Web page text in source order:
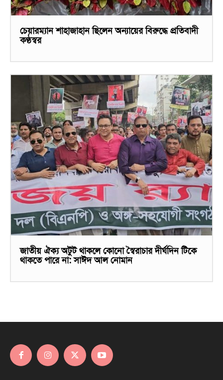
চেয়ারম্যান শাহাজাহান ছিলেন অন্যায়ের বিরুদ্ধে প্রতিবাদী
কণ্ঠস্বর
জাতীয় ঐক্য অটুট থাকলে কোনো স্বৈরাচার দীর্ঘদিন টিকে
থাকতে পারে না: সাঈদ আল নোমান